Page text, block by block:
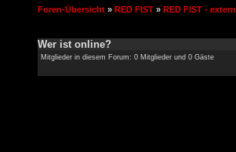
Foren-Übersicht » RED FIST » RED FIST - extern
Wer ist online?
Mitglieder in diesem Forum: 0 Mitglieder und 0 Gäste